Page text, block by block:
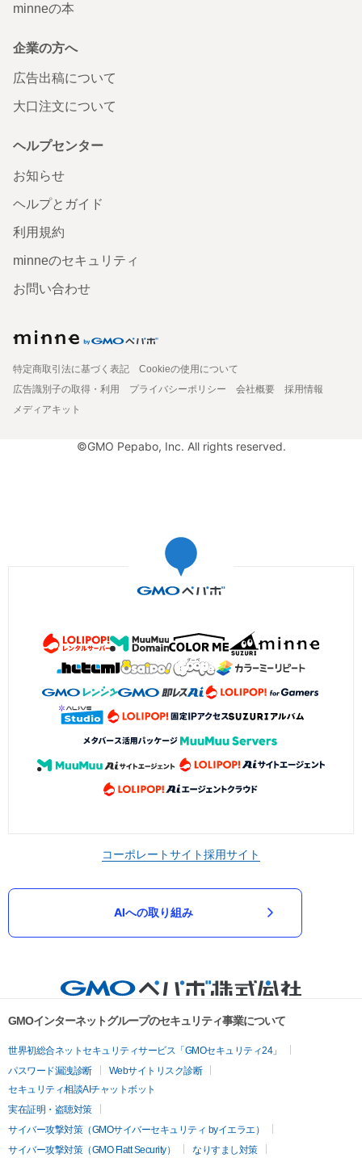
minneの本
企業の方へ
広告出稿について
大口注文について
ヘルプセンター
お知らせ
ヘルプとガイド
利用規約
minneのセキュリティ
お問い合わせ
特定商取引法に基づく表記
Cookieの使用について
広告識別子の取得・利用
プライバシーポリシー 会社概要
採用情報
メディアキット
©GMO Pepabo, Inc. All rights reserved.
コーポレートサイト採用サイト
AIへの取り組み
GMOインターネットグループのセキュリティ事業について
世界初総合ネットセキュリティサービス「GMOセキュリティ24」
パスワード漏洩診断
Webサイトリスク診断
セキュリティ相談AIチャットボット
実在証明・盗聴対策
サイバー攻撃対策（GMOサイバーセキュリティ byイエラエ）
サイバー攻撃対策（GMO Flatt Security）
なりすまし対策